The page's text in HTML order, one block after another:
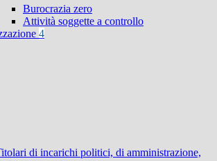
Burocrazia zero
Attività soggette a controllo
4
di incarichi politici, di amministrazione,